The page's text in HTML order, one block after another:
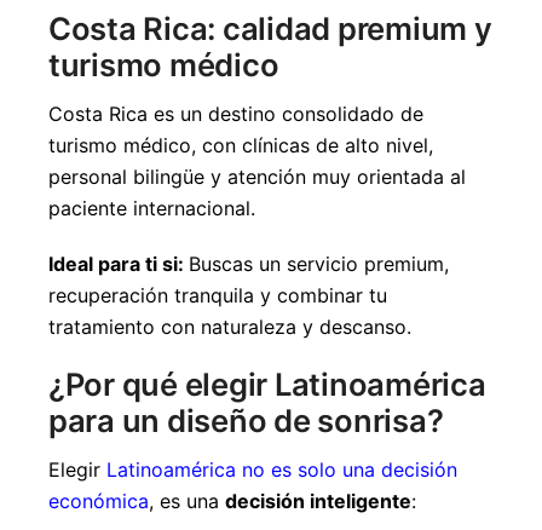
Costa Rica: calidad premium y
turismo médico
Costa Rica es un destino consolidado de
turismo médico, con clínicas de alto nivel,
personal bilingüe y atención muy orientada al
paciente internacional.
Ideal para ti si: Buscas un servicio premium,
recuperación tranquila y combinar tu
tratamiento con naturaleza y descanso.
¿Por qué elegir Latinoamérica
para un diseño de sonrisa?
Elegir Latinoamérica no es solo una decisión
económica, es una decisión inteligente: